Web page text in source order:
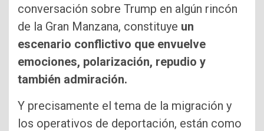
conversación sobre Trump en algún rincón
de la Gran Manzana, constituye un
escenario conflictivo que envuelve
emociones, polarización, repudio y
también admiración.
Y precisamente el tema de la migración y
los operativos de deportación, están como